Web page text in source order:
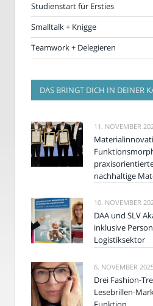
Studienstart für Ersties
Smalltalk + Knigge
Teamwork + Delegieren
DAS BRINGT DICH IN DEINER
11. NOVEMBER
nachhaltige
10. NOVEMBER
DAA und SLV
inklusive
Logistiksektor
6. NOVEMBER
Drei Fashion-
Lesebrillen-